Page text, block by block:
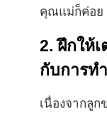
คุณแม่ก็ค่อย
2. ฝึกให้
กับการท
เนื่องจากลู